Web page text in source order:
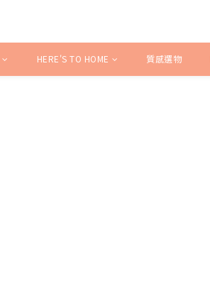
HERE'S TO HOME 質感選物